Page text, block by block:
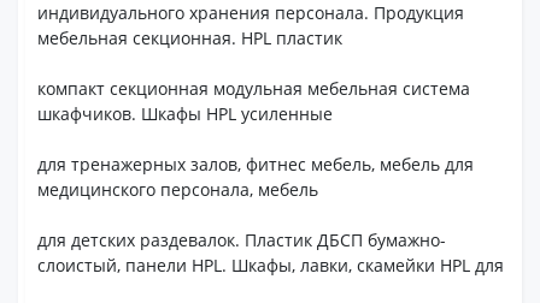
индивидуального хранения персонала. Продукция
мебельная секционная. HPL пластик
компакт секционная модульная мебельная система
шкафчиков. Шкафы HPL усиленные
для тренажерных залов, фитнес мебель, мебель для
медицинского персонала, мебель
для детских раздевалок. Пластик ДБСП бумажно-
слоистый, панели HPL. Шкафы, лавки, скамейки HPL для